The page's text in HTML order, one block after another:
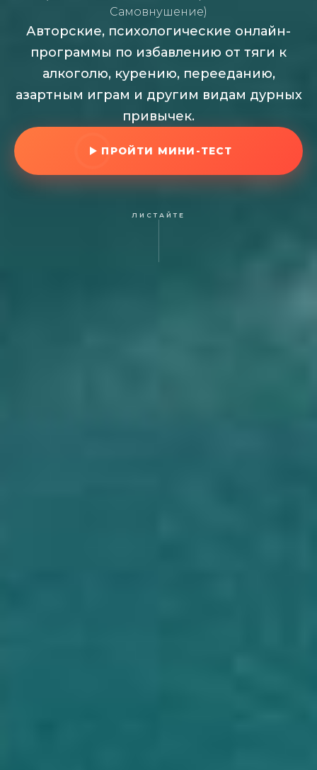
Самовнушение)
Авторские, психологические онлайн-
программы по избавлению от тяги к
алкоголю, курению, перееданию,
азартным играм и другим видам дурных
привычек.
ПРОЙТИ МИНИ-ТЕСТ
ЛИСТАЙТЕ